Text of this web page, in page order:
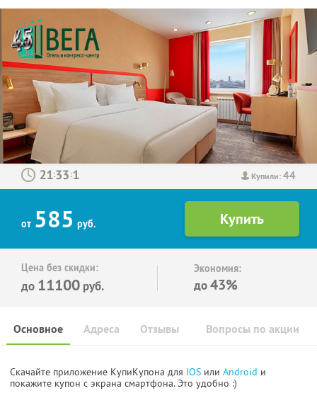
Купили:44
: :
от 585 руб.
Цена без скидки:
до 11100 руб.
Экономия:
до43%
Основное Отзывы Вопросы по акции
Адреса
Скачайте приложение КупиКупона для IOS или Android и
покажите купон с экрана смартфона. Это удобно :)